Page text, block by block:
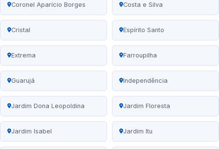
Coronel Aparício Borges Costa e Silva
Cristal Espírito Santo
Extrema Farroupilha
Guarujá Independência
Jardim Dona Leopoldina Jardim Floresta
Jardim Isabel Jardim Itu